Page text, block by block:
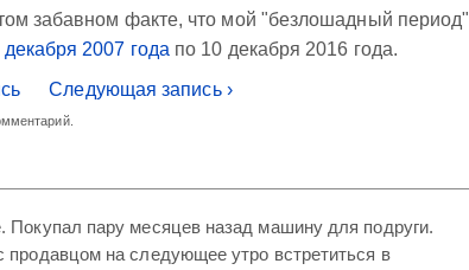
забавном факте, что мой "безлошадный период"
декабря 2007 года по 10 декабря 2016 года.
Следующая запись ›
пару месяцев назад машину для подруги.
продавцом на следующее утро встретиться в